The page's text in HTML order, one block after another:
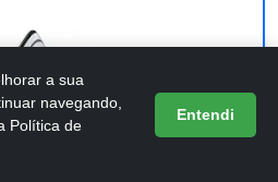
a sua
navegando,
Política de
Entendi